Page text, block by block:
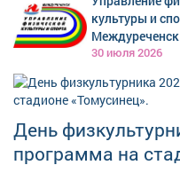
культуры и
Междуреченск
30 июля 2026
День
программа на